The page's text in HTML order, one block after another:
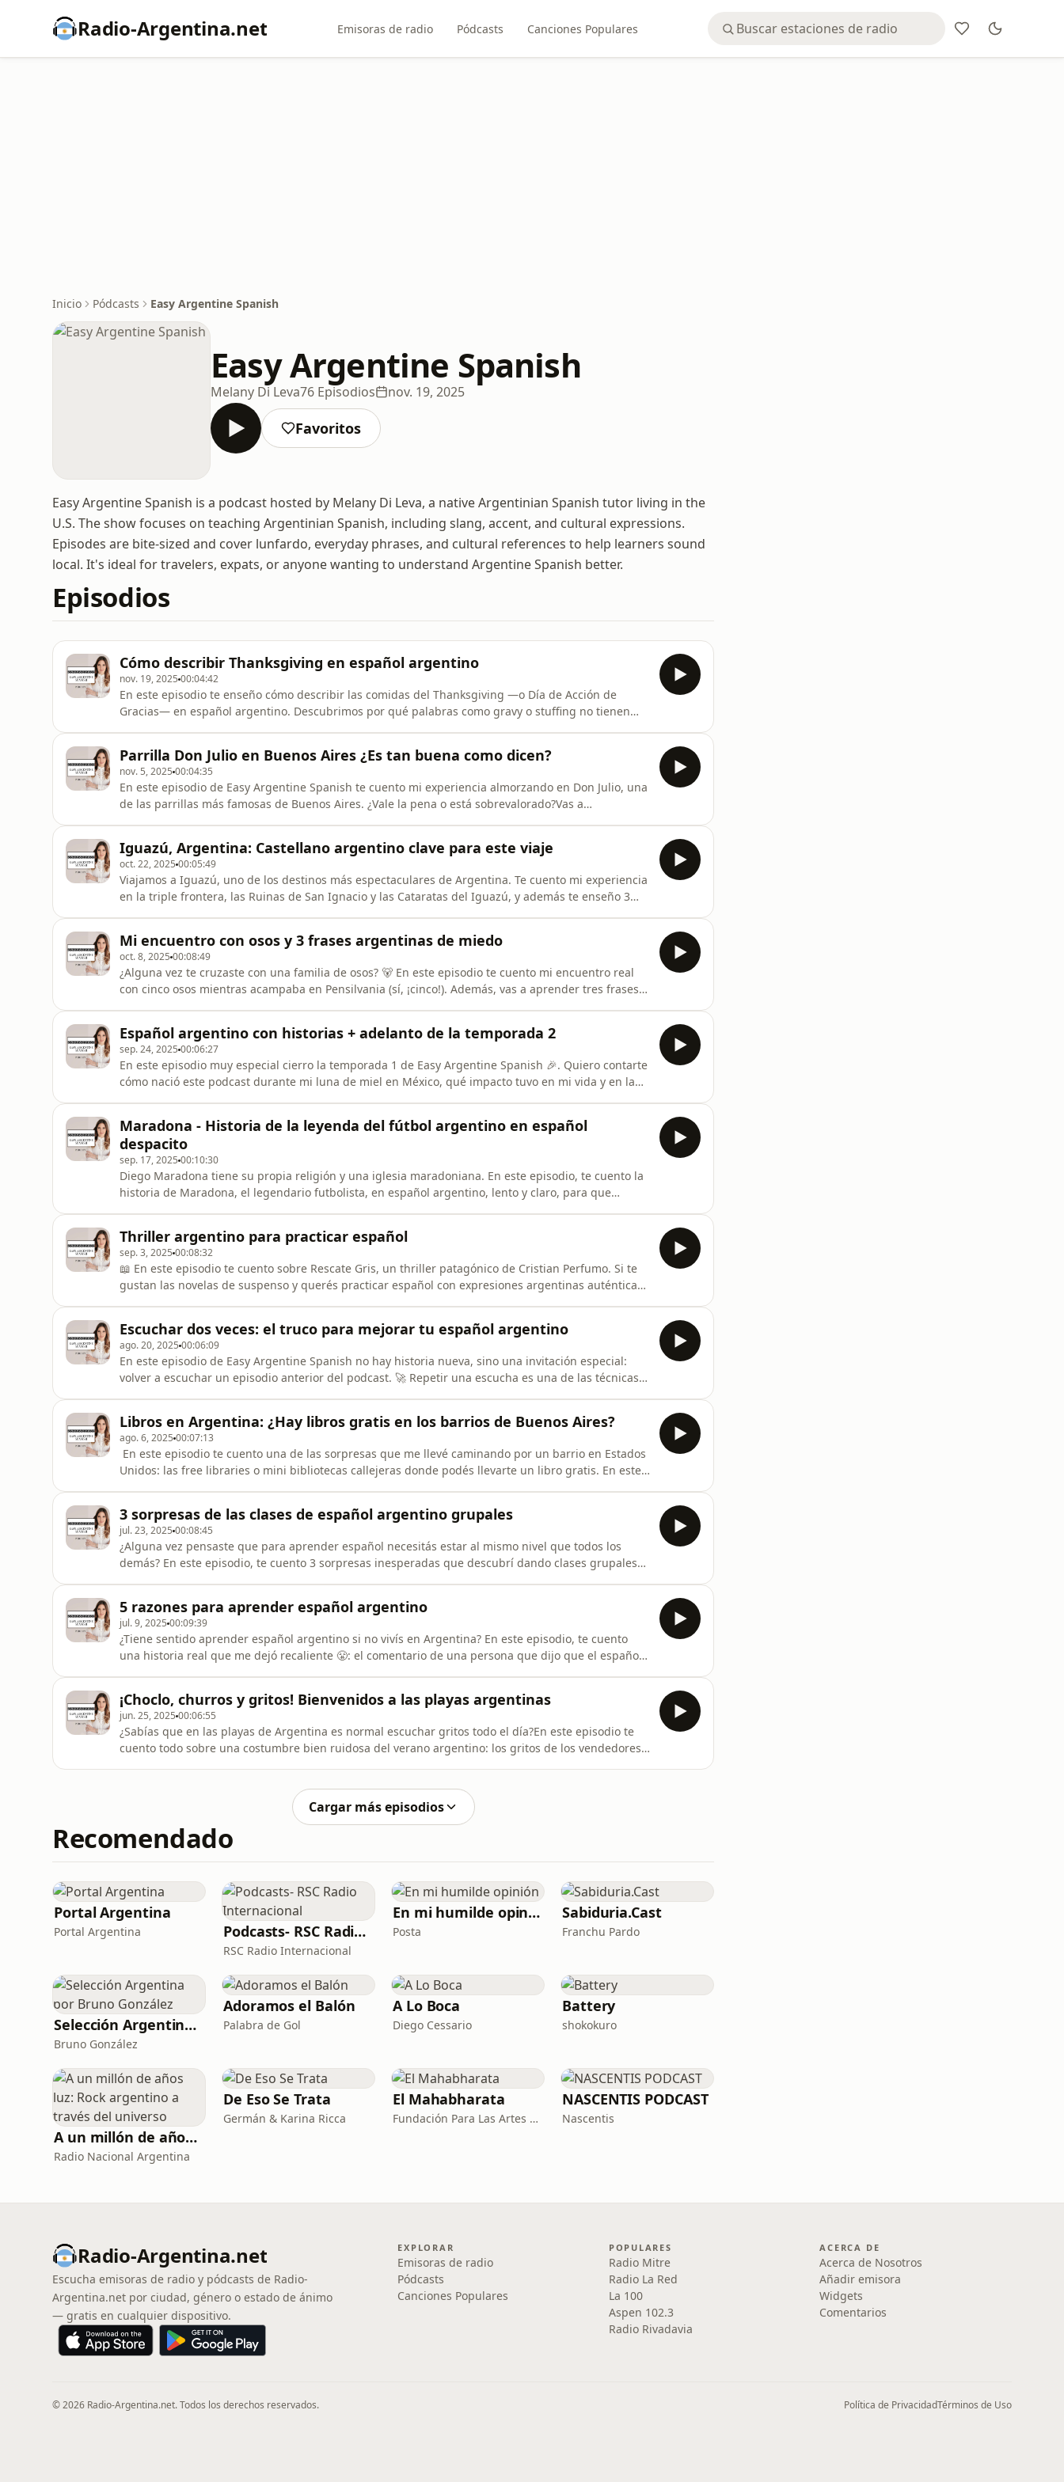
Radio-Argentina.net Emisoras de radio Pódcasts Canciones Populares
Inicio Pódcasts Easy Argentine Spanish
Easy Argentine Spanish
Melany Di Leva76 Episodios nov. 19, 2025
Favoritos
Easy Argentine Spanish is a podcast hosted by Melany Di Leva, a native Argentinian Spanish tutor living in the
U.S. The show focuses on teaching Argentinian Spanish, including slang, accent, and cultural expressions.
Episodes are bite-sized and cover lunfardo, everyday phrases, and cultural references to help learners sound
local. It's ideal for travelers, expats, or anyone wanting to understand Argentine Spanish better.
Episodios
Cómo describir Thanksgiving en español argentino
nov. 19, 2025 00:04:42
En este episodio te enseño cómo describir las comidas del Thanksgiving —o Día de Acción de
Gracias— en español argentino. Descubrimos por qué palabras como gravy o stuffing no tienen
pensaste del episodio? E
Parrilla Don Julio en Buenos Aires ¿Es tan buena como dicen?
nov. 5, 2025 00:04:35
En este episodio de Easy Argentine Spanish te cuento mi experiencia almorzando en Don Julio, una
de las parrillas más famosas de Buenos Aires. ¿Vale la pena o está sobrevalorado?Vas a
carne.🎧 Escuchalo ah
Iguazú, Argentina: Castellano argentino clave para este viaje
oct. 22, 2025 00:05:49
Viajamos a Iguazú, uno de los destinos más espectaculares de Argentina. Te cuento mi experiencia
en la triple frontera, las Ruinas de San Ignacio y las Cataratas del Iguazú, y además te enseño 3
desde la triple
Mi encuentro con osos y 3 frases argentinas de miedo
oct. 8, 2025 00:08:49
¿Alguna vez te cruzaste con una familia de osos? 🐻 En este episodio te cuento mi encuentro real
con cinco osos mientras acampaba en Pensilvania (sí, ¡cinco!). Además, vas a aprender tres frases
can share
Español argentino con historias + adelanto de la temporada 2
sep. 24, 2025 00:06:27
En este episodio muy especial cierro la temporada 1 de Easy Argentine Spanish 🎉. Quiero contarte
cómo nació este podcast durante mi luna de miel en México, qué impacto tuvo en mi vida y en la
experiencias como la de Yas —u
Maradona - Historia de la leyenda del fútbol argentino en español
despacito
sep. 17, 2025 00:10:30
Diego Maradona tiene su propia religión y una iglesia maradoniana. En este episodio, te cuento la
historia de Maradona, el legendario futbolista, en español argentino, lento y claro, para que
Argentina a ganar el Mu
Thriller argentino para practicar español
sep. 3, 2025 00:08:32
📖 En este episodio te cuento sobre Rescate Gris, un thriller patagónico de Cristian Perfumo. Si te
gustan las novelas de suspenso y querés practicar español con expresiones argentinas auténticas,
del epis
Escuchar dos veces: el truco para mejorar tu español argentino
ago. 20, 2025 00:06:09
En este episodio de Easy Argentine Spanish no hay historia nueva, sino una invitación especial:
volver a escuchar un episodio anterior del podcast. 🚀 Repetir una escucha es una de las técnicas
nuevo y prestá atención
Libros en Argentina: ¿Hay libros gratis en los barrios de Buenos Aires?
ago. 6, 2025 00:07:13
En este episodio te cuento una de las sorpresas que me llevé caminando por un barrio en Estados
Unidos: las free libraries o mini bibliotecas callejeras donde podés llevarte un libro gratis. En este
te i
3 sorpresas de las clases de español argentino grupales
jul. 23, 2025 00:08:45
¿Alguna vez pensaste que para aprender español necesitás estar al mismo nivel que todos los
demás? En este episodio, te cuento 3 sorpresas inesperadas que descubrí dando clases grupales
seas principiante!💬 Pregunta
5 razones para aprender español argentino
jul. 9, 2025 00:09:39
¿Tiene sentido aprender español argentino si no vivís en Argentina? En este episodio, te cuento
una historia real que me dejó recaliente 😤: el comentario de una persona que dijo que el español
💬 ¿De qu
¡Choclo, churros y gritos! Bienvenidos a las playas argentinas
jun. 25, 2025 00:06:55
¿Sabías que en las playas de Argentina es normal escuchar gritos todo el día?En este episodio te
cuento todo sobre una costumbre bien ruidosa del verano argentino: los gritos de los vendedores
Cargar más episodios
Recomendado
Portal Argentina
Portal Argentina Podcasts- RSC Radio Internacional
RSC Radio Internacional
En mi humilde opinión
Posta
Sabiduria.Cast
Franchu Pardo
Selección Argentina por Bruno González
Bruno González
Adoramos el Balón
Palabra de Gol
A Lo Boca
Diego Cessario
Battery
shokokuro
A un millón de años luz: Rock argentino a través del universo
Radio Nacional Argentina
De Eso Se Trata
Germán & Karina Ricca
El Mahabharata
Fundación Para Las Artes Avatar Meher Baba
NASCENTIS PODCAST
Nascentis
Radio-Argentina.net
Escucha emisoras de radio y pódcasts de Radio-
Argentina.net por ciudad, género o estado de ánimo
— gratis en cualquier dispositivo.
EXPLORAR
Emisoras de radio
Pódcasts
Canciones Populares
POPULARES
Radio Mitre
Radio La Red
La 100
Aspen 102.3
Radio Rivadavia
ACERCA DE
Acerca de Nosotros
Añadir emisora
Widgets
Comentarios
© 2026 Radio-Argentina.net. Todos los derechos reservados. Política de PrivacidadTérminos de Uso